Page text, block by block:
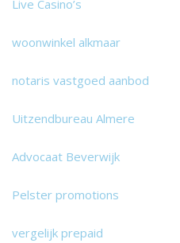
Live Casino’s
woonwinkel alkmaar
notaris vastgoed aanbod
Uitzendbureau Almere
Advocaat Beverwijk
Pelster promotions
vergelijk prepaid